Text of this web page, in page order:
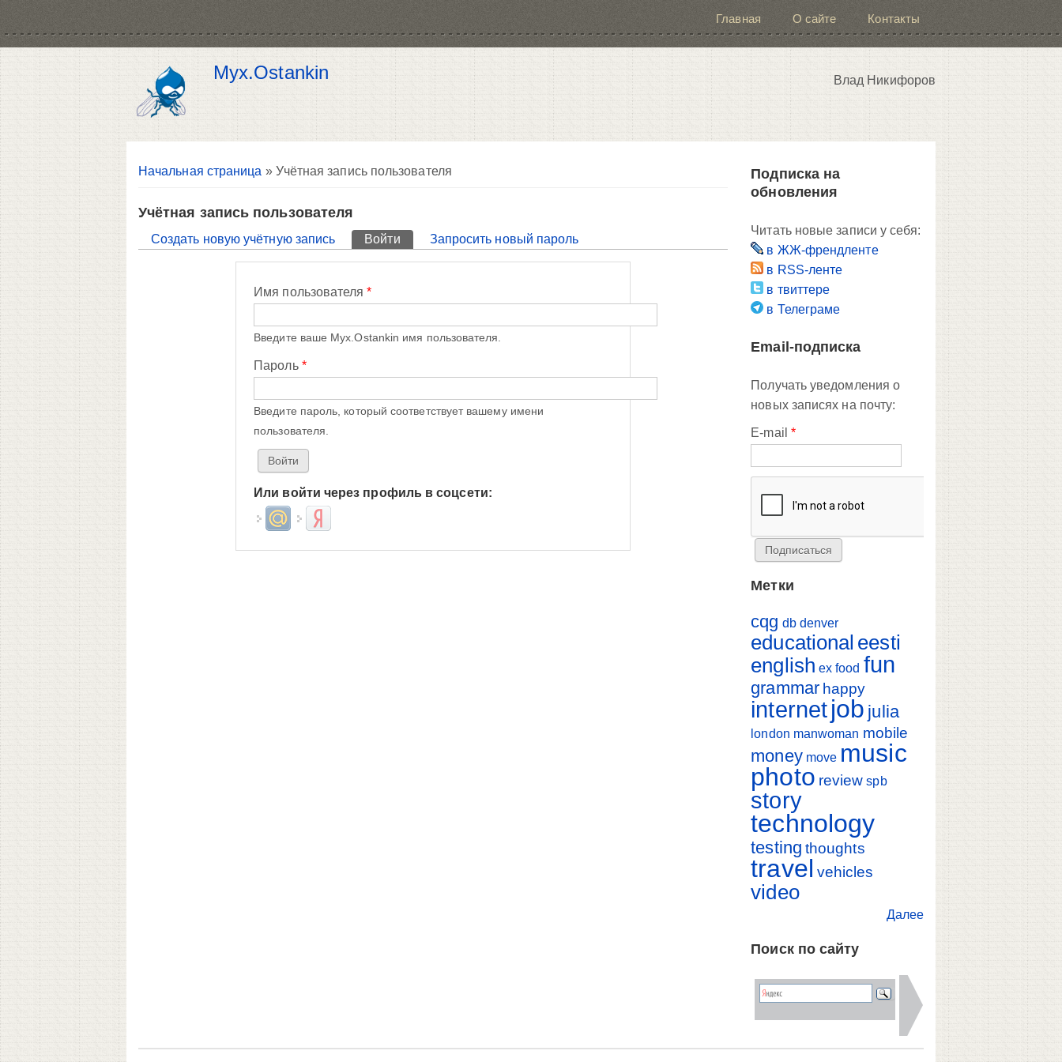
Главная О сайте Контакты
Myx.Ostankin Влад Никифоров
Вы здесь
Начальная страница » Учётная запись пользователя
Учётная запись пользователя
Главные вкладки
Создать новую учётную запись Войти (активная вкладка)
Запросить новый пароль
Имя пользователя*
Введите ваше Myx.Ostankin имя пользователя.
Пароль *
Введите пароль, который соответствует вашему имени
пользователя.
Или войти через профиль в соцсети:
Login with Mail.ruLogin with Яндекс
Подписка на
обновления
Читать новые записи у себя:
в ЖЖ-френдленте
в RSS-ленте
в твиттере
в Телеграме
Email-подписка
Получать уведомления о
новых записях на почту:
E-mail *
Метки
cqg db denver
educational eesti
english ex food fun
grammar happy
internetjob julia
london manwoman mobile
money move music
photo review spb
story
technology
testing thoughts
travel vehicles
video
Далее
Поиск по сайту